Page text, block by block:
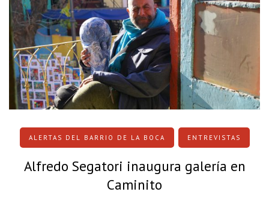
ALERTAS DEL BARRIO DE LA BOCA ENTREVISTAS
Alfredo Segatori inaugura galería en
Caminito